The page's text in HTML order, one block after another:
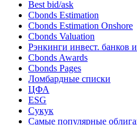
Поиск облигаций & Карты
Поиск облигаций (ИИ)
Ближайшие размещения
Поиск котировок
Best bid/ask
Cbonds Estimation
Cbonds Estimation Onshore
Cbonds Valuation
Рэнкинги инвест. банков и
Cbonds Awards
Cbonds Pages
Ломбардные списки